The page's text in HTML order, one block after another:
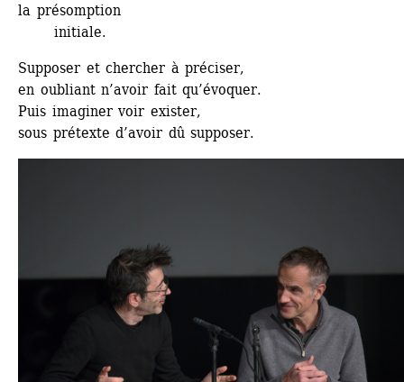
la présomption
initiale.
Supposer et chercher à préciser,
en oubliant n’avoir fait qu’évoquer.
Puis imaginer voir exister,
sous prétexte d’avoir dû supposer.